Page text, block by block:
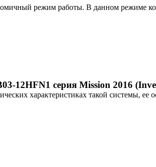
режим работы. В данном режиме
12HFN1 серия Mission 2016
характеристиках такой системы, ее